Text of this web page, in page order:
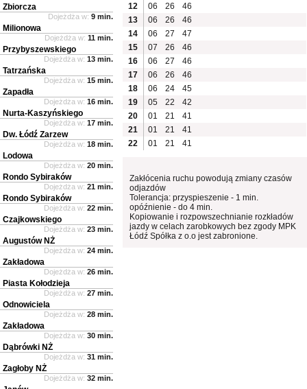
12
06 26
46
13
06 26
46
14
06 27
47
15
07 26
46
16
06 27
46
17
06 26
46
18
06 24
45
19
05 22
42
20
01 21
41
21
01 21
41
22
01 21 41
Zakłócenia ruchu powodują zmiany czasów
odjazdów
Tolerancja: przyspieszenie - 1 min.
opóźnienie - do 4 min.
Kopiowanie i rozpowszechnianie rozkładów
jazdy w celach zarobkowych bez zgody MPK
Łódź Spółka z o.o jest zabronione.
Zbiorcza
Dojeżdża w: 9 min.
Milionowa
Dojeżdża w: 11 min.
Przybyszewskiego
Dojeżdża w: 13 min.
Tatrzańska
Dojeżdża w: 15 min.
Zapadła
Dojeżdża w: 16 min.
Nurta-Kaszyńskiego
Dojeżdża w: 17 min.
Dw. Łódź Zarzew
Dojeżdża w: 18 min.
Lodowa
Dojeżdża w: 20 min.
Rondo Sybiraków
Dojeżdża w: 21 min.
Rondo Sybiraków
Dojeżdża w: 22 min.
Czajkowskiego
Dojeżdża w: 23 min.
Augustów NŻ
Dojeżdża w: 24 min.
Zakładowa
Dojeżdża w: 26 min.
Piasta Kołodzieja
Dojeżdża w: 27 min.
Odnowiciela
Dojeżdża w: 28 min.
Zakładowa
Dojeżdża w: 30 min.
Dąbrówki NŻ
Dojeżdża w: 31 min.
Zagłoby NŻ
Dojeżdża w: 32 min.